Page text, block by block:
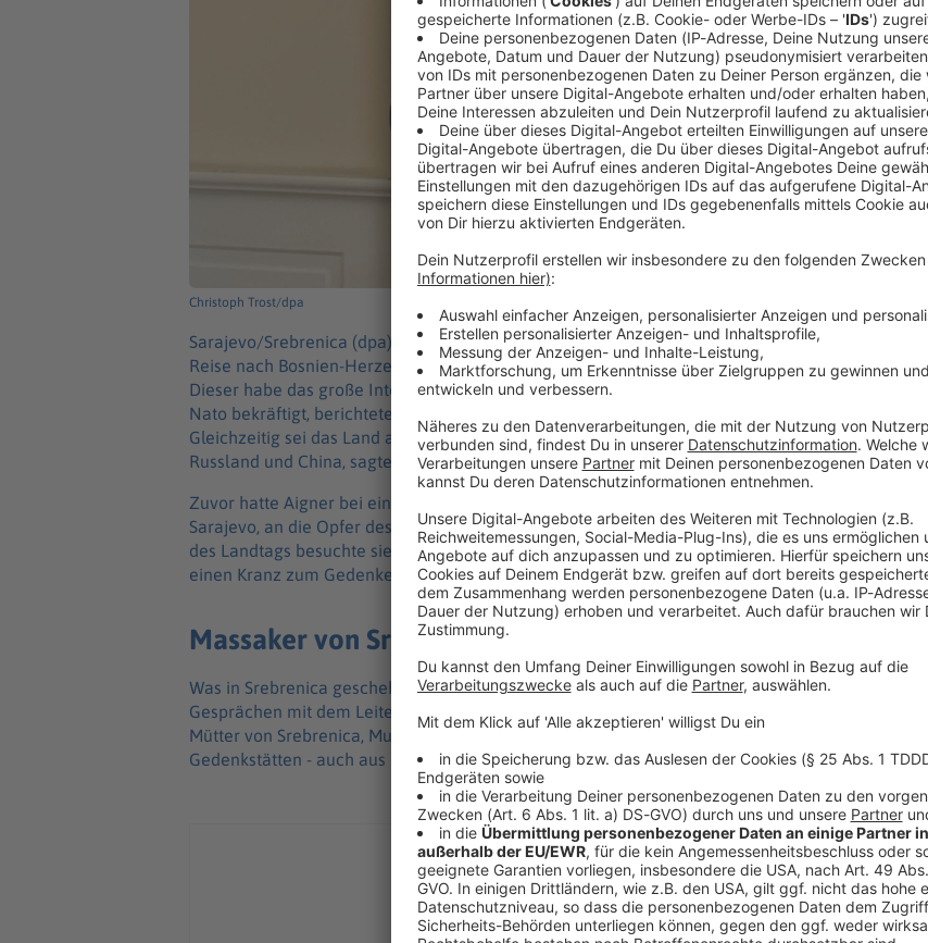
Christoph Trost/dpa
Sarajevo/Srebrenica (dpa) -
Bayerns Landtagspräsidentin Ilse Aigner (CSU) ist auf einer
Reise nach Bosnien-Herzegowina von Staatspräsident Denis Becirovic empfangen worden.
Dieser habe das große Interesse an der Europäischen Union und den Verbindungen zur
Nato bekräftigt, berichtete Aigner nach dem Gespräch in der Hauptstadt Sarajevo.
Gleichzeitig sei das Land aber auch ein Brennglas der Einflussnahme von Kräften aus
Russland und China, sagte sie.
Zuvor hatte Aigner bei einem Besuch in Srebrenica, mehr als zwei Stunden östlich von
Sarajevo, an die Opfer des dortigen Völkermords erinnert. Gemeinsam mit dem Präsidium
des Landtags besuchte sie die Gedenkstätte zu Ehren der mehr als 8.000 Opfer und legte
einen Kranz zum Gedenken nieder.
Massaker von Srebrenica
Was in Srebrenica geschehen sei, könne man wohl nie richtig ermessen, sagte Aigner bei
Gesprächen mit dem Leiter der Gedenkstätte, Emir Suljagic, und der Präsidentin des Vereins
Mütter von Srebrenica, Munira Subasic. «Wir wissen um die Bedeutung solcher
Gedenkstätten - auch aus unserer eigenen Erfahrung.»